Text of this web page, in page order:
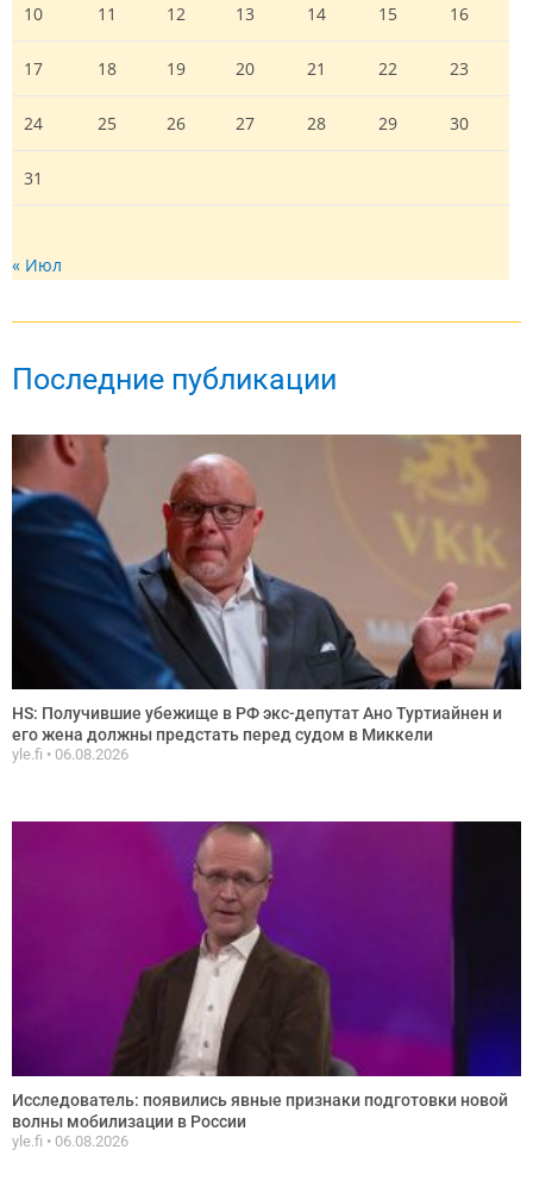
10 11 12 13 14 15 16
17 18 19 20 21 22 23
24 25 26 27 28 29 30
31
« Июл
Последние публикации
HS: Получившие убежище в РФ экс-депутат Ано Туртиайнен и
его жена должны предстать перед судом в Миккели
yle.fi 06.08.2026
Исследователь: появились явные признаки подготовки новой
волны мобилизации в России
yle.fi 06.08.2026